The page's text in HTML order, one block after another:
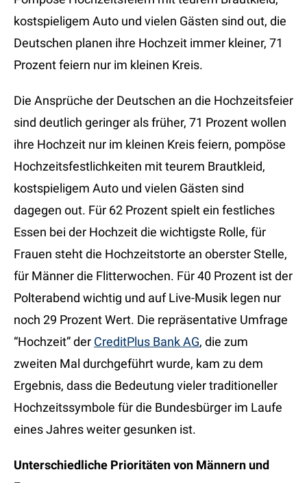
kostspieligem Auto und vielen Gästen sind out, die
Deutschen planen ihre Hochzeit immer kleiner, 71
Prozent feiern nur im kleinen Kreis.
Die Ansprüche der Deutschen an die Hochzeitsfeier
sind deutlich geringer als früher, 71 Prozent wollen
ihre Hochzeit nur im kleinen Kreis feiern, pompöse
Hochzeitsfestlichkeiten mit teurem Brautkleid,
kostspieligem Auto und vielen Gästen sind
dagegen out. Für 62 Prozent spielt ein festliches
Essen bei der Hochzeit die wichtigste Rolle, für
Frauen steht die Hochzeitstorte an oberster Stelle,
für Männer die Flitterwochen. Für 40 Prozent ist der
Polterabend wichtig und auf Live-Musik legen nur
noch 29 Prozent Wert. Die repräsentative Umfrage
“Hochzeit” der CreditPlus Bank AG, die zum
zweiten Mal durchgeführt wurde, kam zu dem
Ergebnis, dass die Bedeutung vieler traditioneller
Hochzeitssymbole für die Bundesbürger im Laufe
eines Jahres weiter gesunken ist.
Unterschiedliche Prioritäten von Männern und